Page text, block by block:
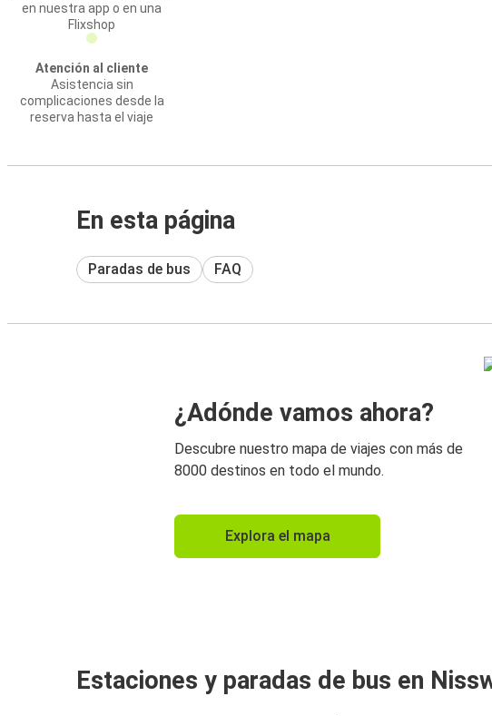
en nuestra app o en una
Flixshop
Atención al cliente
Asistencia sin
complicaciones desde la
reserva hasta el viaje
En esta página
Paradas de bus FAQ
¿Adónde vamos ahora?
Descubre nuestro mapa de viajes con más de
8000 destinos en todo el mundo.
Explora el mapa
Estaciones y paradas de bus en